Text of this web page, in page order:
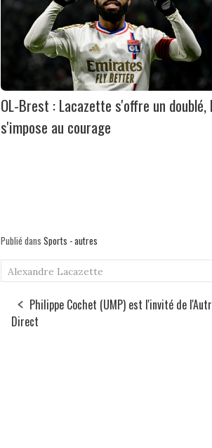
OL-Brest : Lacazette s'offre un doublé,
s'impose au courage
Publié dans Sports - autres
Alexandre Lacazette
Philippe Cochet (UMP) est l'invité de
Direct